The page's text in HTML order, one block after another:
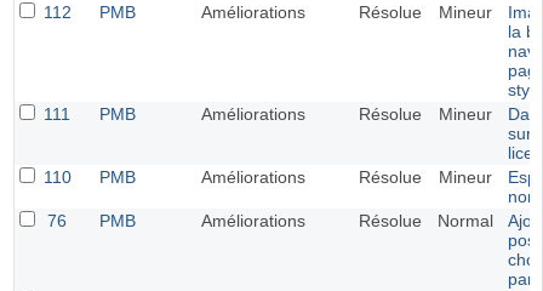
112
PMB Améliorations Résolue Mineur
la
111
PMB Améliorations Résolue Mineur
sur
110
PMB Améliorations Résolue Mineur
76
PMB Améliorations Résolue Normal
par